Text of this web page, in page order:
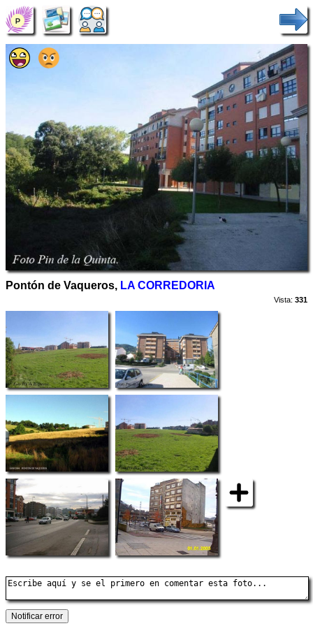
Pontón de Vaqueros, LA CORREDORIA
Vista: 331